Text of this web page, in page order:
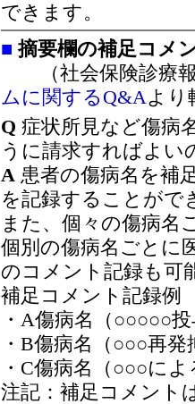
できます。
■ 摘要欄の補足コメ
（社会保険診療報
ムに関するQ&Aより
Q 症状所見など傷病
うに請求すればよい
A 患者の傷病名を補
を記録することがで
また、個々の傷病名
個別の傷病名ごとに
のコメント記録も可
補足コメント記録例
・A傷病名（○○○○○
・B傷病名（○○○再
・C傷病名（○○○に
注記：補足コメント